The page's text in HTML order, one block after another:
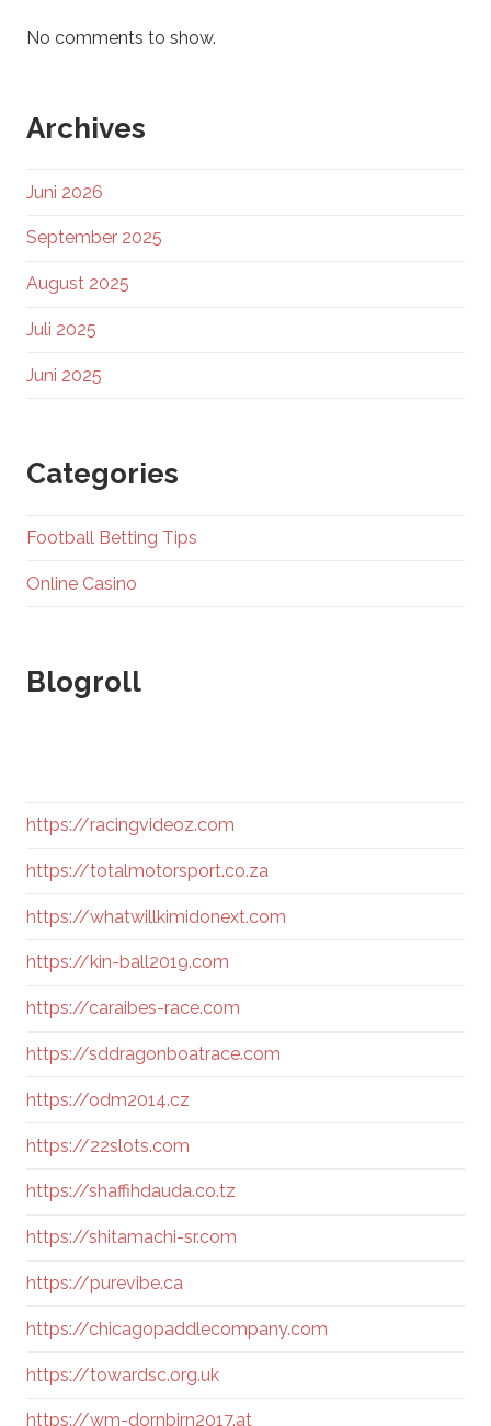
No comments to show.
Archives
Juni 2026
September 2025
August 2025
Juli 2025
Juni 2025
Categories
Football Betting Tips
Online Casino
Blogroll
https://racingvideoz.com
https://totalmotorsport.co.za
https://whatwillkimidonext.com
https://kin-ball2019.com
https://caraibes-race.com
https://sddragonboatrace.com
https://odm2014.cz
https://22slots.com
https://shaffihdauda.co.tz
https://shitamachi-sr.com
https://purevibe.ca
https://chicagopaddlecompany.com
https://towardsc.org.uk
https://wm-dornbirn2017.at